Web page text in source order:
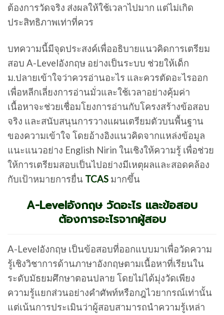
ต้องการวัดจริง ส่งผลให้ใช้เวลาไปมาก แต่ไม่เกิด
ประสิทธิภาพเท่าที่ควร
บทความนี้มีจุดประสงค์เพื่ออธิบายแนวคิดการเตรียม
สอบ A-Levelอังกฤษ อย่างเป็นระบบ ช่วยให้เด็ก
ม.ปลายเข้าใจว่าควรอ่านอะไร และควรตัดอะไรออก
เพื่อหลีกเลี่ยงการอ่านมั่วและใช้เวลาอย่างคุ้มค่า
เนื้อหาจะช่วยเชื่อมโยงการอ่านกับโครงสร้างข้อสอบ
จริง และสนับสนุนการวางแผนเตรียมตัวบนพื้นฐาน
ของความเข้าใจ โดยอ้างอิงแนวคิดจากแหล่งข้อมูล
แนะแนวอย่าง English Nirin ในเชิงให้ความรู้ เพื่อช่วย
ให้การเตรียมสอบเป็นไปอย่างมีเหตุผลและสอดคล้อง
กับเป้าหมายการยื่น TCAS มากขึ้น
A-Levelอังกฤษ วัดอะไร และข้อสอบ
ต้องการอะไรจากผู้สอบ
A-Levelอังกฤษ เป็นข้อสอบที่ออกแบบมาเพื่อวัดความ
รู้เชิงวิชาการด้านภาษาอังกฤษตามเนื้อหาที่เรียนใน
ระดับมัธยมศึกษาตอนปลาย โดยไม่ได้มุ่งวัดเพียง
ความรู้แยกส่วนอย่างคำศัพท์หรือกฎไวยากรณ์เท่านั้น
แต่เน้นการประเมินว่าผู้สอบสามารถนำความรู้เหล่า